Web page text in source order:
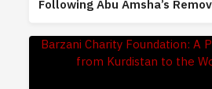
Following Abu Amsha’s